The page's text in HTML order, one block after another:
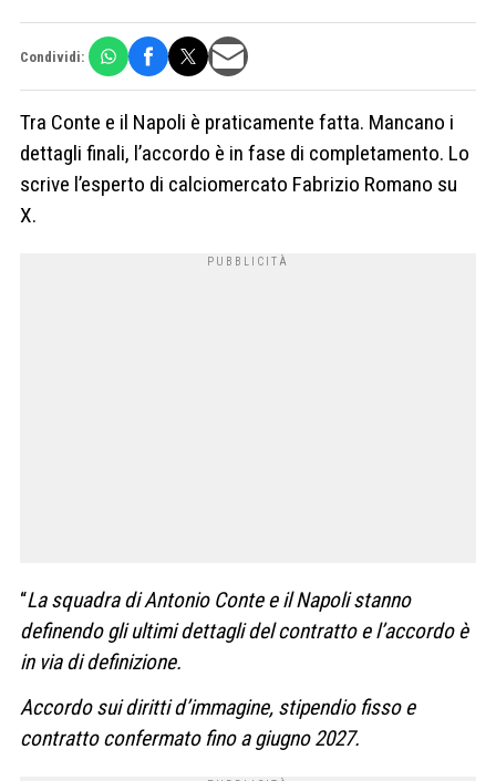
Condividi:
Tra Conte e il Napoli è praticamente fatta. Mancano i
dettagli finali, l’accordo è in fase di completamento. Lo
scrive l’esperto di calciomercato Fabrizio Romano su
X.
“La squadra di Antonio Conte e il Napoli stanno
definendo gli ultimi dettagli del contratto e l’accordo è
in via di definizione.
Accordo sui diritti d’immagine, stipendio fisso e
contratto confermato fino a giugno 2027.